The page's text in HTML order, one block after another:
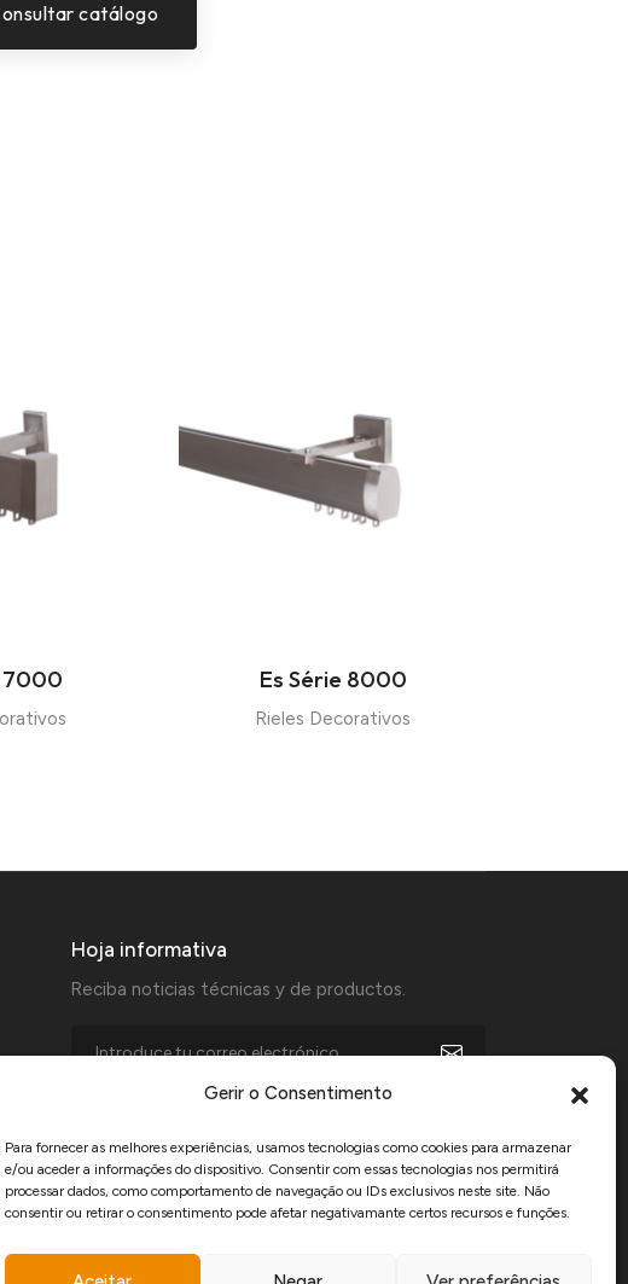
Gerir o Consentimento
Para fornecer as melhores experiências, usamos tecnologias como cookies para armazenar
e/ou aceder a informações do dispositivo. Consentir com essas tecnologias nos permitirá
processar dados, como comportamento de navegação ou IDs exclusivos neste site. Não
consentir ou retirar o consentimento pode afetar negativamante certos recursos e funções.
catálogo
7000 Es Série 8000
Rieles Decorativos
Hoja informativa
Reciba noticias técnicas y de productos.
Acepto recibir comunicaciones comerciales de Manfercan y
www.recuperarportugal.gov.pt